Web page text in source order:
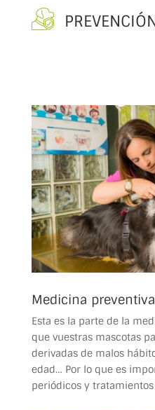
Medicina preventiva
Esta es la parte de la
que vuestras mascotas
derivadas de malos
edad… Por lo que es
periódicos y